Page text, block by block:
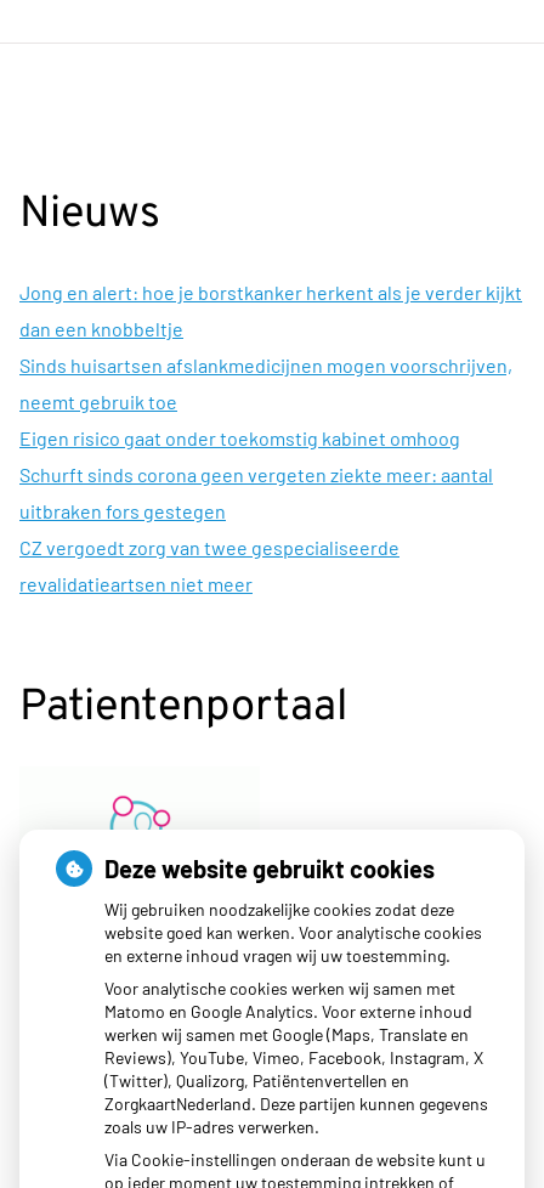
Nieuws
Jong en alert: hoe je borstkanker herkent als je verder kijkt
dan een knobbeltje
Sinds huisartsen afslankmedicijnen mogen voorschrijven,
neemt gebruik toe
Eigen risico gaat onder toekomstig kabinet omhoog
Schurft sinds corona geen vergeten ziekte meer: aantal
uitbraken fors gestegen
CZ vergoedt zorg van twee gespecialiseerde
revalidatieartsen niet meer
Patientenportaal
Moet ik naar de Dokter
Deze website gebruikt cookies
Wij gebruiken noodzakelijke cookies zodat deze
website goed kan werken. Voor analytische cookies
en externe inhoud vragen wij uw toestemming.
Voor analytische cookies werken wij samen met
Matomo en Google Analytics. Voor externe inhoud
werken wij samen met Google (Maps, Translate en
Reviews), YouTube, Vimeo, Facebook, Instagram, X
(Twitter), Qualizorg, Patiëntenvertellen en
ZorgkaartNederland. Deze partijen kunnen gegevens
zoals uw IP-adres verwerken.
Via Cookie-instellingen onderaan de website kunt u
op ieder moment uw toestemming intrekken of